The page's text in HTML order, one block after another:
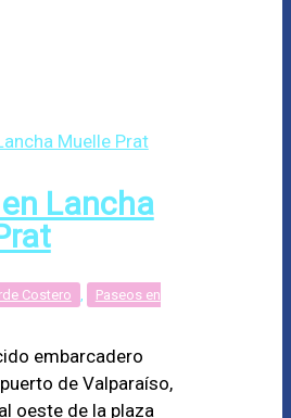
Lancha
Costero
Paseos en
embarcadero
de Valparaíso,
oeste de la plaza